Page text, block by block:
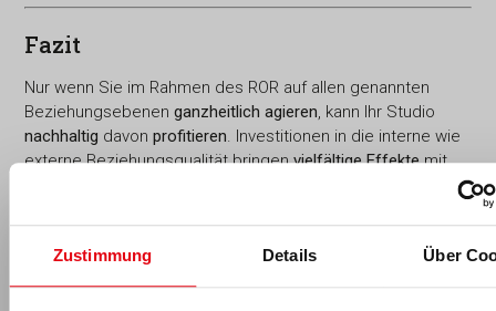
Zustimmung Details Über
Fazit
Nur wenn Sie im Rahmen des ROR auf allen genannten
Beziehungsebenenganzheitlich agieren, kann Ihr Studio
nachhaltig davonprofitieren. Investitionen in die interne wie
externe Beziehungsqualität bringenvielfältige Effektemit
Unternehmenserfolg positiv
Abschließend stellt sich die Frage, ob es möglich ist, über